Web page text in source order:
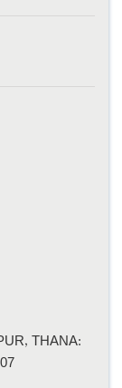
THANA: